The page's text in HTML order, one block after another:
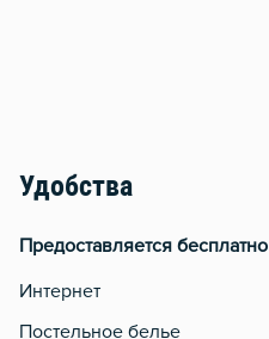
Удобства
Предоставляется бесплатно
Интернет
Постельное белье